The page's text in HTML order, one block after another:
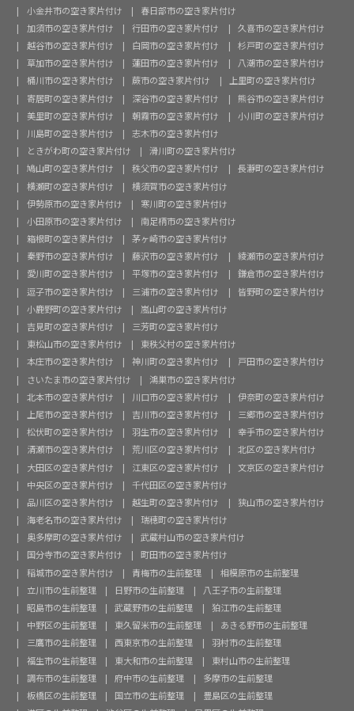
小金井市の空き家片付け
春日部市の空き家片付け
加須市の空き家片付け
行田市の空き家片付け
久喜市の空き家片付け
越谷市の空き家片付け
白岡市の空き家片付け
杉戸町の空き家片付け
草加市の空き家片付け
蓮田市の空き家片付け
八潮市の空き家片付け
桶川市の空き家片付け
蕨市の空き家片付け
上里町の空き家片付け
寄居町の空き家片付け
深谷市の空き家片付け
熊谷市の空き家片付け
美里町の空き家片付け
朝霧市の空き家片付け
小川町の空き家片付け
川島町の空き家片付け
志木市の空き家片付け
ときがわ町の空き家片付け
滑川町の空き家片付け
鳩山町の空き家片付け
秩父市の空き家片付け
長瀞町の空き家片付け
横瀬町の空き家片付け
横須賀市の空き家片付け
伊勢原市の空き家片付け
寒川町の空き家片付け
小田原市の空き家片付け
南足柄市の空き家片付け
箱根町の空き家片付け
茅ヶ崎市の空き家片付け
秦野市の空き家片付け
藤沢市の空き家片付け
綾瀬市の空き家片付け
愛川町の空き家片付け
平塚市の空き家片付け
鎌倉市の空き家片付け
逗子市の空き家片付け
三浦市の空き家片付け
皆野町の空き家片付け
小鹿野町の空き家片付け
嵐山町の空き家片付け
吉見町の空き家片付け
三芳町の空き家片付け
東松山市の空き家片付け
東秩父村の空き家片付け
本庄市の空き家片付け
神川町の空き家片付け
戸田市の空き家片付け
さいたま市の空き家片付け
鴻巣市の空き家片付け
北本市の空き家片付け
川口市の空き家片付け
伊奈町の空き家片付け
上尾市の空き家片付け
吉川市の空き家片付け
三郷市の空き家片付け
松伏町の空き家片付け
羽生市の空き家片付け
幸手市の空き家片付け
清瀬市の空き家片付け
荒川区の空き家片付け
北区の空き家片付け
大田区の空き家片付け
江東区の空き家片付け
文京区の空き家片付け
中央区の空き家片付け
千代田区の空き家片付け
品川区の空き家片付け
越生町の空き家片付け
狭山市の空き家片付け
海老名市の空き家片付け
瑞穂町の空き家片付け
奥多摩町の空き家片付け
武蔵村山市の空き家片付け
国分寺市の空き家片付け
町田市の空き家片付け
稲城市の空き家片付け
青梅市の生前整理
相模原市の生前整理
立川市の生前整理
日野市の生前整理
八王子市の生前整理
昭島市の生前整理
武蔵野市の生前整理
狛江市の生前整理
中野区の生前整理
東久留米市の生前整理
あきる野市の生前整理
三鷹市の生前整理
西東京市の生前整理
羽村市の生前整理
福生市の生前整理
東大和市の生前整理
東村山市の生前整理
調布市の生前整理
府中市の生前整理
多摩市の生前整理
板橋区の生前整理
国立市の生前整理
豊島区の生前整理